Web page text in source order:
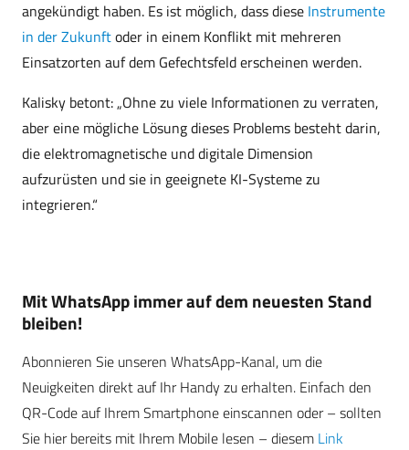
angekündigt haben. Es ist möglich, dass diese Instrumente
in der Zukunftoder in einem Konflikt mit mehreren
Einsatzorten auf dem Gefechtsfeld erscheinen werden.
Kalisky betont: „Ohne zu viele Informationen zu verraten,
aber eine mögliche Lösung dieses Problems besteht darin,
die elektromagnetische und digitale Dimension
aufzurüsten und sie in geeignete KI-Systeme zu
integrieren.“
Mit WhatsApp immer auf dem neuesten Stand
bleiben!
Abonnieren Sie unseren WhatsApp-Kanal, um die
Neuigkeiten direkt auf Ihr Handy zu erhalten. Einfach den
QR-Code auf Ihrem Smartphone einscannen oder – sollten
Sie hier bereits mit Ihrem Mobile lesen – diesem Link